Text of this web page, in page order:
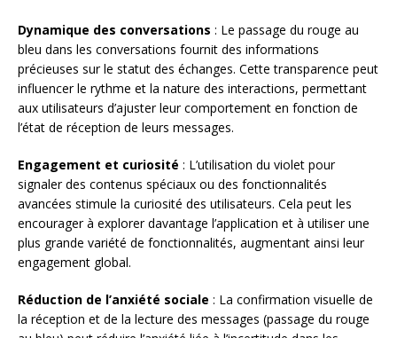
Dynamique des conversations : Le passage du rouge au
bleu dans les conversations fournit des informations
précieuses sur le statut des échanges. Cette transparence peut
influencer le rythme et la nature des interactions, permettant
aux utilisateurs d’ajuster leur comportement en fonction de
l’état de réception de leurs messages.
Engagement et curiosité : L’utilisation du violet pour
signaler des contenus spéciaux ou des fonctionnalités
avancées stimule la curiosité des utilisateurs. Cela peut les
encourager à explorer davantage l’application et à utiliser une
plus grande variété de fonctionnalités, augmentant ainsi leur
engagement global.
Réduction de l’anxiété sociale : La confirmation visuelle de
la réception et de la lecture des messages (passage du rouge